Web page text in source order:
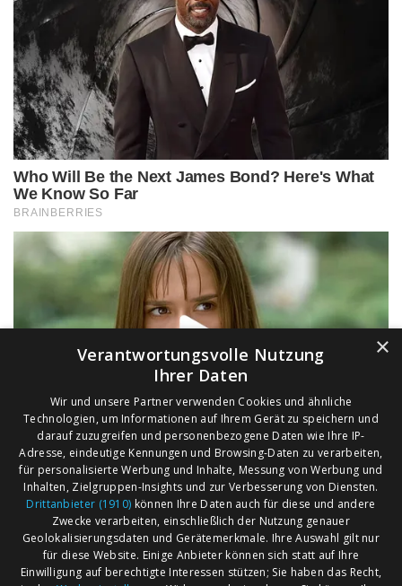
AGB Märkte nach Bundesländern
×
Verantwortungsvolle Nutzung
Ihrer Daten
Wir und unsere Partner verwenden Cookies und ähnliche
Technologien, um Informationen auf Ihrem Gerät zu speichern und
darauf zuzugreifen und personenbezogene Daten wie Ihre IP-
Adresse, eindeutige Kennungen und Browsing-Daten zu verarbeiten,
für personalisierte Werbung und Inhalte, Messung von Werbung und
Inhalten, Zielgruppen-Insights und zur Verbesserung von Diensten.
Drittanbieter (1910) können Ihre Daten auch für diese und andere
Zwecke verarbeiten, einschließlich der Nutzung genauer
Geolokalisierungsdaten und Gerätemerkmale. Ihre Auswahl gilt nur
für diese Website. Einige Anbieter können sich statt auf Ihre
Einwilligung auf berechtigte Interessen stützen; Sie haben das Recht,